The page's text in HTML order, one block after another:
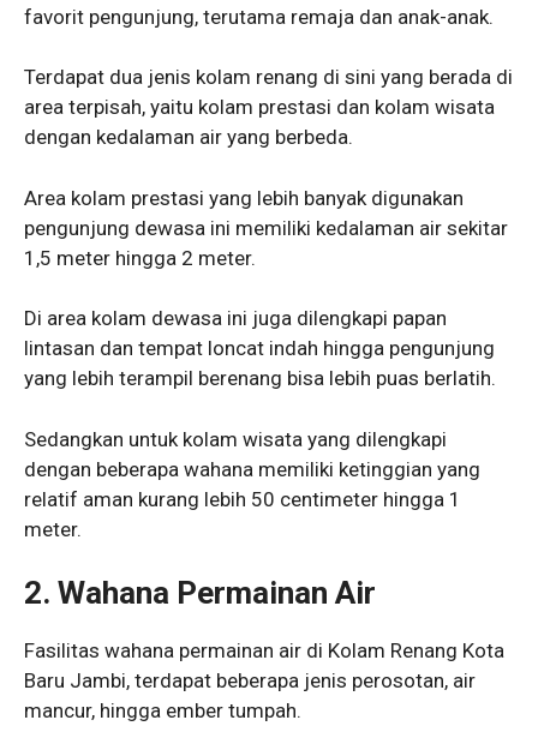
favorit pengunjung, terutama remaja dan anak-anak.
Terdapat dua jenis kolam renang di sini yang berada di
area terpisah, yaitu kolam prestasi dan kolam wisata
dengan kedalaman air yang berbeda.
Area kolam prestasi yang lebih banyak digunakan
pengunjung dewasa ini memiliki kedalaman air sekitar
1,5 meter hingga 2 meter.
Di area kolam dewasa ini juga dilengkapi papan
lintasan dan tempat loncat indah hingga pengunjung
yang lebih terampil berenang bisa lebih puas berlatih.
Sedangkan untuk kolam wisata yang dilengkapi
dengan beberapa wahana memiliki ketinggian yang
relatif aman kurang lebih 50 centimeter hingga 1
meter.
2. Wahana Permainan Air
Fasilitas wahana permainan air di Kolam Renang Kota
Baru Jambi, terdapat beberapa jenis perosotan, air
mancur, hingga ember tumpah.